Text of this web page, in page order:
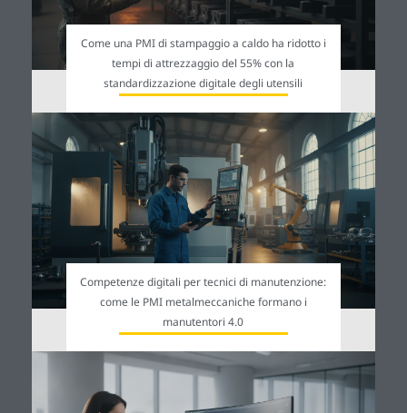
Come una PMI di stampaggio a caldo ha ridotto i
tempi di attrezzaggio del 55% con la
standardizzazione digitale degli utensili
Competenze digitali per tecnici di manutenzione:
come le PMI metalmeccaniche formano i
manutentori 4.0